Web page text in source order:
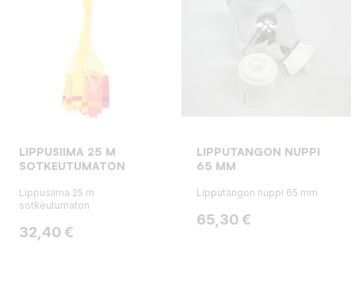
LIPPUSIIMA 25 M
SOTKEUTUMATON
Lippusiima 25 m
sotkeutumaton
Hinta
32,40 €
LIPPUTANGON NUPPI
65 MM
Lipputangon nuppi 65 mm
Hinta
65,30 €